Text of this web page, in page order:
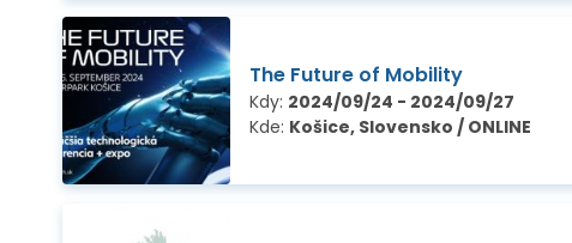
The Future of Mobility
Kdy: 2024/09/24 - 2024/09/27
Kde: Košice, Slovensko / ONLINE